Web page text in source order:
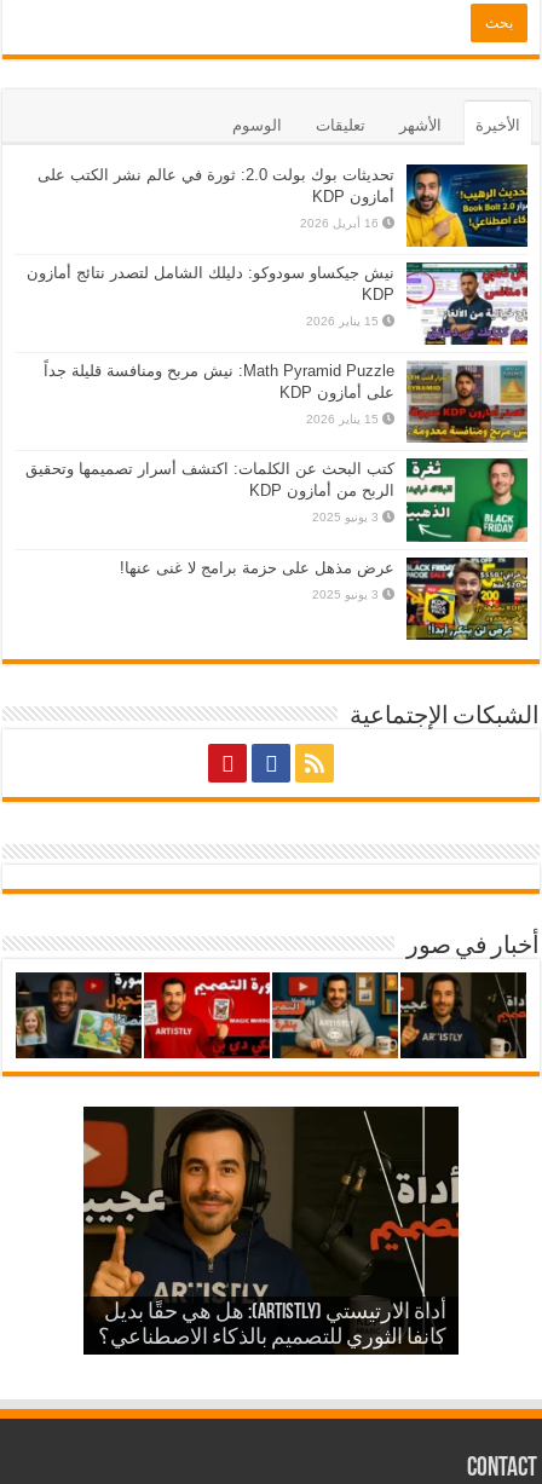
الأخيرة الأشهر تعليقات الوسوم
تحديثات بوك بولت 2.0: ثورة في عالم نشر الكتب على
أمازون KDP
16 أبريل 2026
نيش جيكساو سودوكو: دليلك الشامل لتصدر نتائج أمازون
KDP
15 يناير 2026
Math Pyramid Puzzle: نيش مربح ومنافسة قليلة جداً
على أمازون KDP
15 يناير 2026
كتب البحث عن الكلمات: اكتشف أسرار تصميمها وتحقيق
الربح من أمازون KDP
3 يونيو 2025
عرض مذهل على حزمة برامج لا غنى عنها!
3 يونيو 2025
الشبكات الإجتماعية
أخبار في صور
أداة الارتيستي (Artistly): هل هي حقًا بديل
كانفا الثوري للتصميم بالذكاء الاصطناعي؟
الذكاء الاصطناعي في الكي دي بي
شرح أداة ارتيستلي 4: دليلك الشامل
للذكاء الاصطناعي في تصميمات KDP
والمزيد
Contact